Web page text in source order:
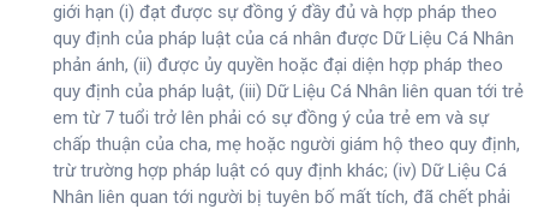
giới hạn (i) đạt được sự đồng ý đầy đủ và hợp pháp theo
quy định của pháp luật của cá nhân được Dữ Liệu Cá Nhân
phản ánh, (ii) được ủy quyền hoặc đại diện hợp pháp theo
quy định của pháp luật, (iii) Dữ Liệu Cá Nhân liên quan tới trẻ
em từ 7 tuổi trở lên phải có sự đồng ý của trẻ em và sự
chấp thuận của cha, mẹ hoặc người giám hộ theo quy định,
trừ trường hợp pháp luật có quy định khác; (iv) Dữ Liệu Cá
Nhân liên quan tới người bị tuyên bố mất tích, đã chết phải